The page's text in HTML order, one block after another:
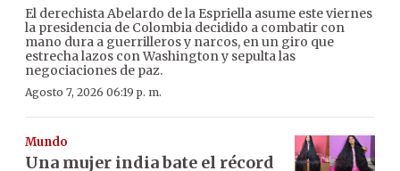
El derechista Abelardo de la Espriella asume este viernes
la presidencia de Colombia decidido a combatir con
mano dura a guerrilleros y narcos, en un giro que
estrecha lazos con Washington y sepulta las
negociaciones de paz.
Agosto 7, 2026 06:19 p. m.
Mundo
Una mujer india bate el récord